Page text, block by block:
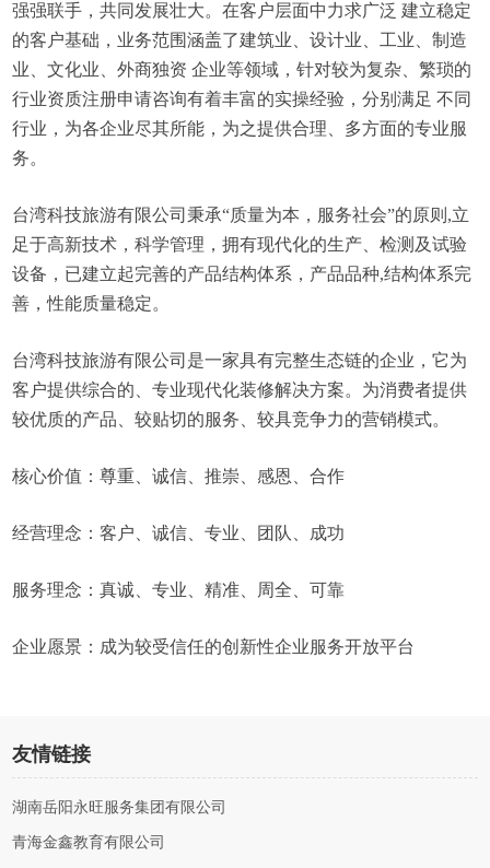
强强联手，共同发展壮大。在客户层面中力求广泛 建立稳定
的客户基础，业务范围涵盖了建筑业、设计业、工业、制造
业、文化业、外商独资 企业等领域，针对较为复杂、繁琐的
行业资质注册申请咨询有着丰富的实操经验，分别满足 不同
行业，为各企业尽其所能，为之提供合理、多方面的专业服
务。
台湾科技旅游有限公司秉承“质量为本，服务社会”的原则,立
足于高新技术，科学管理，拥有现代化的生产、检测及试验
设备，已建立起完善的产品结构体系，产品品种,结构体系完
善，性能质量稳定。
台湾科技旅游有限公司是一家具有完整生态链的企业，它为
客户提供综合的、专业现代化装修解决方案。为消费者提供
较优质的产品、较贴切的服务、较具竞争力的营销模式。
核心价值：尊重、诚信、推崇、感恩、合作
经营理念：客户、诚信、专业、团队、成功
服务理念：真诚、专业、精准、周全、可靠
企业愿景：成为较受信任的创新性企业服务开放平台
友情链接
湖南岳阳永旺服务集团有限公司
青海金鑫教育有限公司